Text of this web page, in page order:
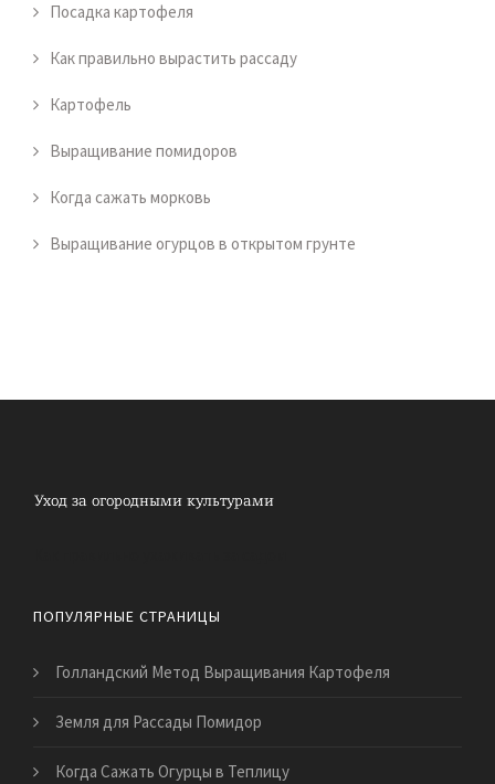
Посадка картофеля
Как правильно вырастить рассаду
Картофель
Выращивание помидоров
Когда сажать морковь
Выращивание огурцов в открытом грунте
ПОПУЛЯРНЫЕ СТРАНИЦЫ
Голландский Метод Выращивания Картофеля
Земля для Рассады Помидор
Когда Сажать Огурцы в Теплицу